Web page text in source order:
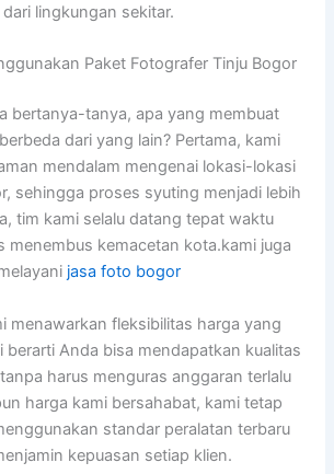
dari lingkungan sekitar.
Paket Fotografer Tinju Bogor
bertanya-tanya, apa yang membuat
dari yang lain? Pertama, kami
mendalam mengenai lokasi-lokasi
sehingga proses syuting menjadi lebih
tim kami selalu datang tepat waktu
menembus kemacetan kota.kami juga
jasa foto bogor
menawarkan fleksibilitas harga yang
berarti Anda bisa mendapatkan kualitas
harus menguras anggaran terlalu
harga kami bersahabat, kami tetap
standar peralatan terbaru
kepuasan setiap klien.